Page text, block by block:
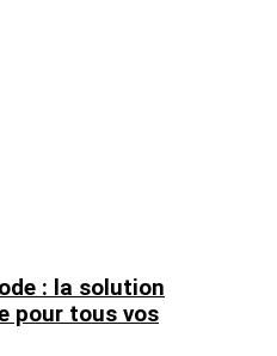
: la solution
pour tous vos